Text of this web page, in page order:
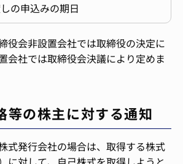
の申込みの期日
役会非設置会社では取締役の決定に
会社では取締役会決議により定めま
等の株主に対する通知
式発行会社の場合は、取得する株式